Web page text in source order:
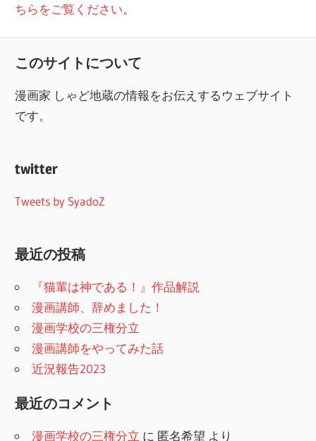
ちらをご覧ください。
このサイトについて
漫画家 しゃど地蔵の情報をお伝えするウェブサイト
です。
twitter
Tweets by SyadoZ
最近の投稿
『猫輩は神である！』作品解説
漫画講師、辞めました！
漫画学校の三権分立
漫画講師をやってみた話
近況報告2023
最近のコメント
漫画学校の三権分立 に 匿名希望 より